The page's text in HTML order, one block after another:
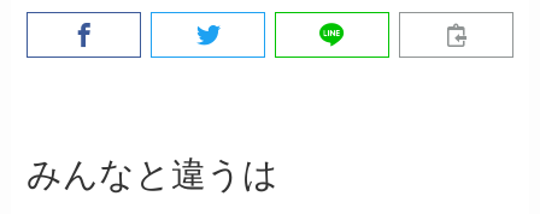
みんなと違うは